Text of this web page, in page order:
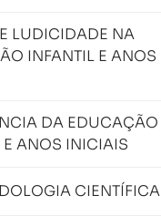
LUDICIDADE NA
INFANTIL E ANOS
DA EDUCAÇÃO
E ANOS INICIAIS
CIENTÍFICA